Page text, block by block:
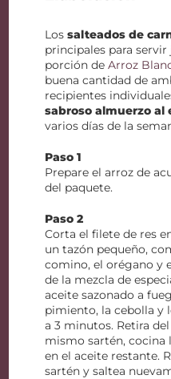
Lossalteados de
principales para
porción deArroz
buena cantidad de
recipientes
sabroso almuerzo al
varios días de la
Paso 1
Prepare el arroz de
del paquete.
Paso 2
Corta el filete de res
un tazón pequeño,
comino, el orégano y
de la mezcla de
aceite sazonado a
pimiento, la cebolla y
a 3 minutos. Retira
mismo sartén, cocina
en el aceite restante.
sartén y saltea